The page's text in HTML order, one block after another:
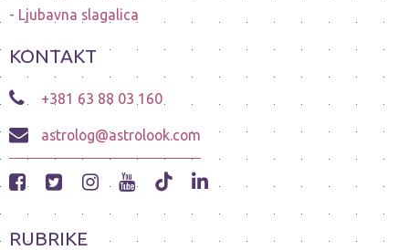
Ljubavna slagalica
KONTAKT
+381 63 88 03 160
astrolog@astrolook.com
RUBRIKE